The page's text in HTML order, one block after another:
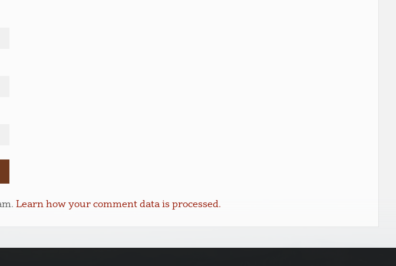
Learn how your comment data is processed.